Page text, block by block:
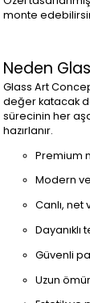
monte
Neden
Glass Art
değer katacak
sürecinin her
hazırlanır.
Premium
Modern
Canlı, net
Güvenli
Uzun